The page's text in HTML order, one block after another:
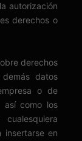
autorización
derechos o
derechos
datos
o de
así como los
insertarse en